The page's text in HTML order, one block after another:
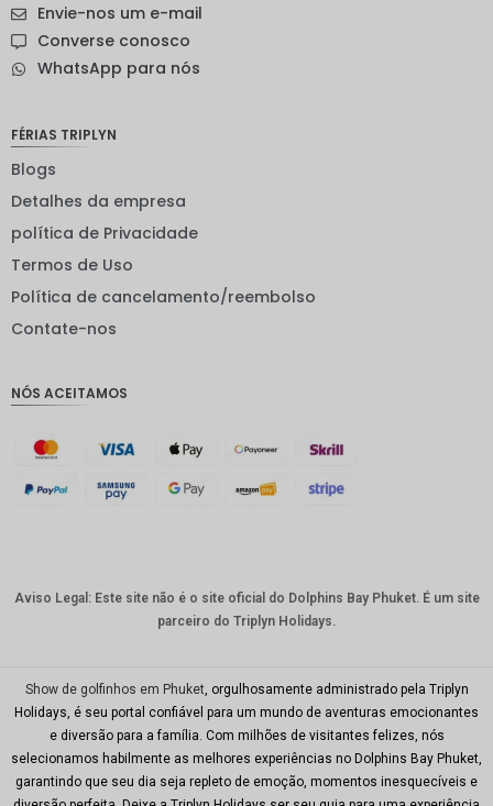
sueca
neozelan
ienes
EUR
suíço
australia
CNY
TWD
Minhas
Ries
Envie-nos um e-mail
Converse conosco
WhatsApp para nós
FÉRIAS TRIPLYN
Blogs
Detalhes da empresa
política de Privacidade
Termos de Uso
Política de cancelamento/reembolso
Contate-nos
NÓS ACEITAMOS
Aviso Legal: Este site não é o site oficial do Dolphins Bay Phuket. É um site
parceiro do Triplyn Holidays.
Show de golfinhos em Phuket , orgulhosamente administrado pela Triplyn
Holidays, é seu portal confiável para um mundo de aventuras emocionantes
e diversão para a família. Com milhões de visitantes felizes, nós
selecionamos habilmente as melhores experiências no Dolphins Bay Phuket,
garantindo que seu dia seja repleto de emoção, momentos inesquecíveis e